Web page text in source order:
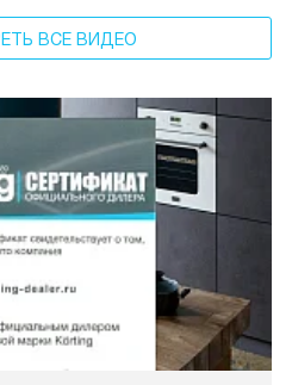
ВСЕ ВИДЕО